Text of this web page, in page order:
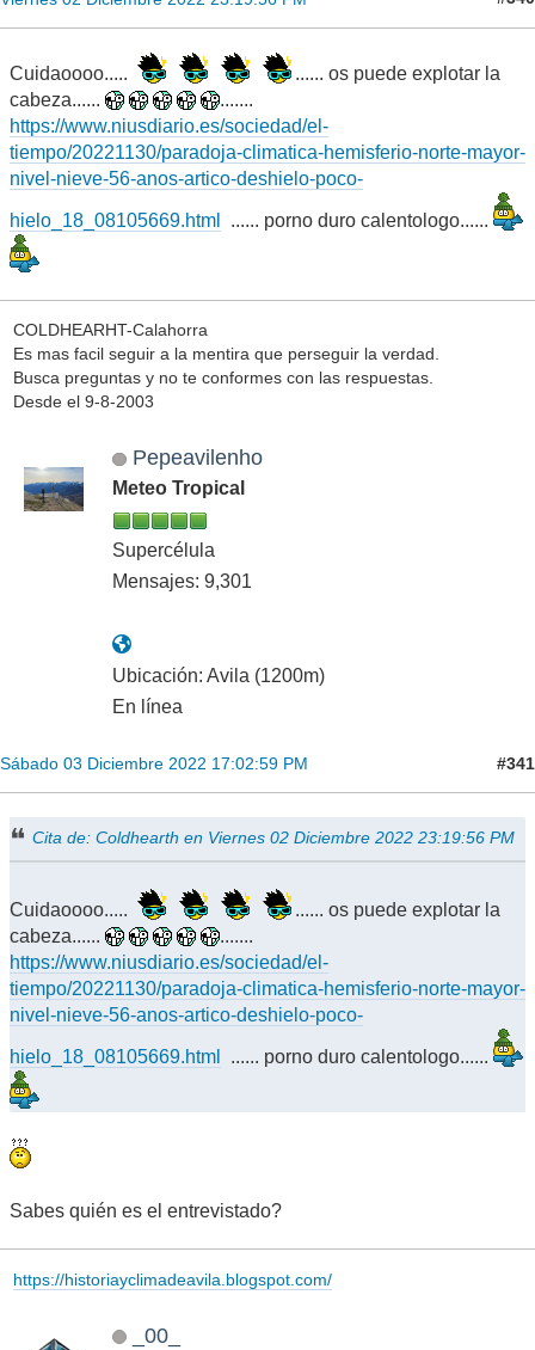
Cuidaoooo.....
...... os puede explotar la
cabeza......
.......
https://www.niusdiario.es/sociedad/el-
tiempo/20221130/paradoja-climatica-hemisferio-norte-mayor-
nivel-nieve-56-anos-artico-deshielo-poco-
hielo_18_08105669.html ...... porno duro calentologo......
COLDHEARHT-Calahorra
Es mas facil seguir a la mentira que perseguir la verdad.
Busca preguntas y no te conformes con las respuestas.
Desde el 9-8-2003
Pepeavilenho
Meteo Tropical
Supercélula
Mensajes: 9,301
Ubicación: Avila (1200m)
En línea
Sábado 03 Diciembre 2022 17:02:59 PM #341
Cita de: Coldhearth en Viernes 02 Diciembre 2022 23:19:56 PM
Cuidaoooo.....
...... os puede explotar la
cabeza......
.......
https://www.niusdiario.es/sociedad/el-
tiempo/20221130/paradoja-climatica-hemisferio-norte-mayor-
nivel-nieve-56-anos-artico-deshielo-poco-
hielo_18_08105669.html ...... porno duro calentologo......
Sabes quién es el entrevistado?
https://historiayclimadeavila.blogspot.com/
_00_